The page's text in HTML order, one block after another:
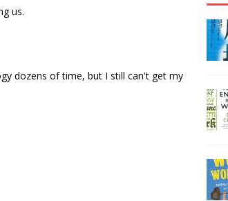
us.
dozens of time, but I still can't get my